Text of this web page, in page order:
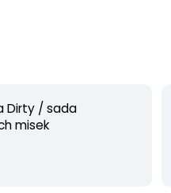
Dirty / sada
misek